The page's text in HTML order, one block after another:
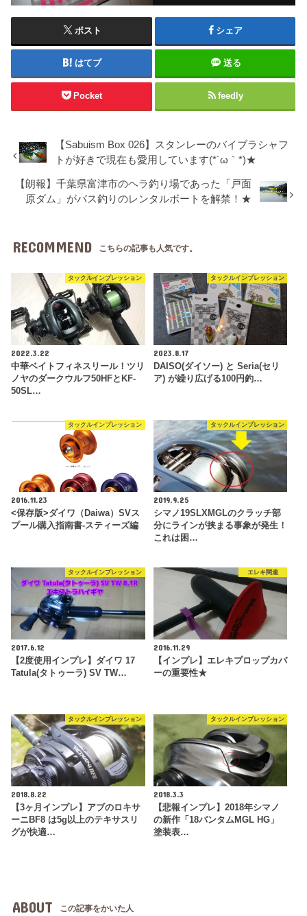
ポスト シェア
はてブ 送る
Pocket feedly
【Sabuism Box 026】スタンレーのバイブラシャフ
トが好きで現在も愛用しています(*´ω｀*)★
【朗報】千葉県富津市のヘラ釣り場であった「戸面
原ダム」がバス釣りのレンタルボートを解禁！★
RECOMMEND こちらの記事も人気です。
タックルインプレッション
2022.3.22
中華ベイトフィネスリール！ツリ
ノヤのダークウルフ50HFとKF-
50SL…
タックルインプレッション
2023.8.17
DAISO(ダイソー) と Seria(セリ
ア) が繰り広げる100円釣…
タックルインプレッション
2016.11.23
<保存版>ダイワ（Daiwa）SVス
プール購入指南書‐スティーズ編
タックルインプレッション
2019.9.25
シマノ19SLXMGLのクラッチ部
分にラインが挟まる事象が発生！
これは困…
タックルインプレッション
2017.6.12
【2度使用インプレ】ダイワ 17
Tatula(タトゥーラ) SV TW…
エレキ関連
2016.11.29
【インプレ】エレキプロップカバ
ーの重要性★
タックルインプレッション
2018.8.22
【3ヶ月インプレ】アブのロキサ
ーニBF8 は5g以上のテキサスリ
グが快適…
タックルインプレッション
2018.3.3
【悲報インプレ】2018年シマノ
の新作「18バンタムMGL HG」
塗装表…
ABOUT この記事をかいた人